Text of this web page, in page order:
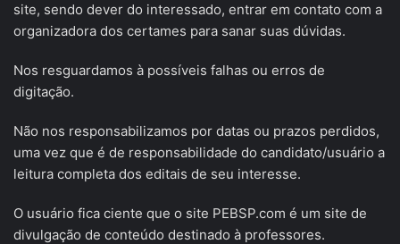
site, sendo dever do interessado, entrar em contato com a
organizadora dos certames para sanar suas dúvidas.
Nos resguardamos à possíveis falhas ou erros de
digitação.
Não nos responsabilizamos por datas ou prazos perdidos,
uma vez que é de responsabilidade do candidato/usuário a
leitura completa dos editais de seu interesse.
O usuário fica ciente que o site PEBSP.com é um site de
divulgação de conteúdo destinado à professores.